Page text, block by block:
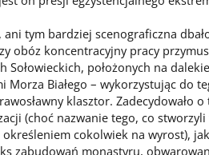
tym bardziej scenograficzna
obóz koncentracyjny pracy
Sołowieckich, położonych na
Morza Białego – wykorzystując do
klasztor. Zadecydowało o
(choć nazwanie tego, co stworzyli
określeniem cokolwiek na wyrost), jak
zabudowań monastyru,